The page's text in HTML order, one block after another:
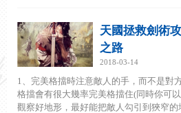
天國拯救劍術
之路
2018-03-14
1、完美格擋時注意敵人的手，而不是對
格擋會有很大幾率完美格擋住(同時你可
觀察好地形，最好能把敵人勾引到狹窄的